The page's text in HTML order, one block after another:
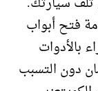
فتح أبواب
بالأدوات
دون التسبب